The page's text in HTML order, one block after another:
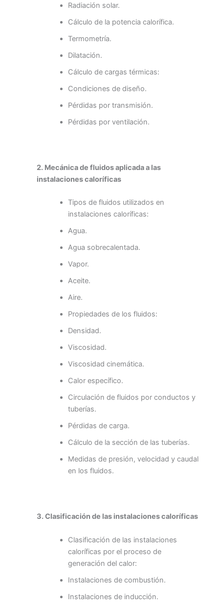
Radiación solar.
Cálculo de la potencia calorífica.
Termometría.
Dilatación.
Cálculo de cargas térmicas:
Condiciones de diseño.
Pérdidas por transmisión.
Pérdidas por ventilación.
2. Mecánica de fluidos aplicada a las
instalaciones caloríficas
Tipos de fluidos utilizados en
instalaciones caloríficas:
Agua.
Agua sobrecalentada.
Vapor.
Aceite.
Aire.
Propiedades de los fluidos:
Densidad.
Viscosidad.
Viscosidad cinemática.
Calor específico.
Circulación de fluidos por conductos y
tuberías.
Pérdidas de carga.
Cálculo de la sección de las tuberías.
Medidas de presión, velocidad y caudal
en los fluidos.
3. Clasificación de las instalaciones caloríficas
Clasificación de las instalaciones
caloríficas por el proceso de
generación del calor:
Instalaciones de combustión.
Instalaciones de inducción.